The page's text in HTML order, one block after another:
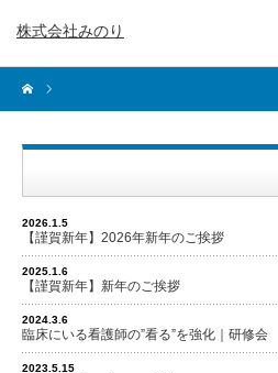
株式会社みのり
2026.1.5
【謹賀新年】2026年新年のご挨拶
2025.1.6
【謹賀新年】新年のご挨拶
2024.3.6
臨床にいる看護師の”看る”を強化｜研修会
2023.5.15